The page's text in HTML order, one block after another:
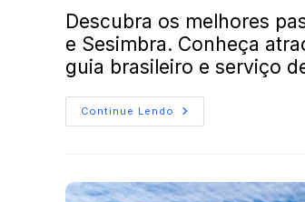
Descubra os melhores
e Sesimbra. Conheça
guia brasileiro e serviço
Continue Lendo